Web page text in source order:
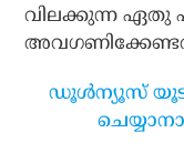
വിലക്കുന്ന ഏതു
ഡൂൾന്യൂസ്